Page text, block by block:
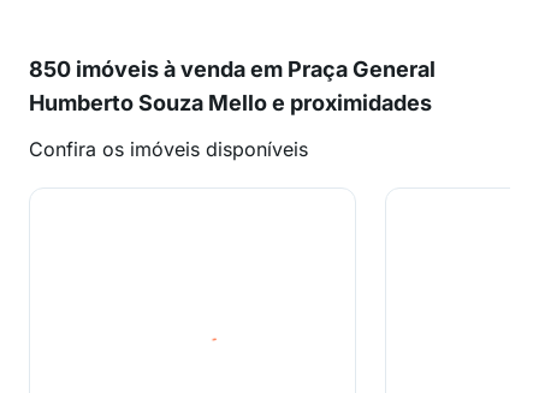
850 imóveis à venda em Praça General
Humberto Souza Mello e proximidades
Confira os imóveis disponíveis